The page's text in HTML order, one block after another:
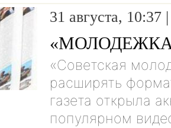
31 августа, 10:37
«Советская
расширять
газета открыла
популярном